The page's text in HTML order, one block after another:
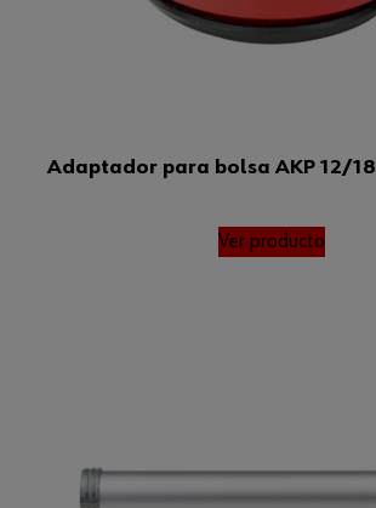
Adaptador para bolsa AKP 12/18
Ver producto